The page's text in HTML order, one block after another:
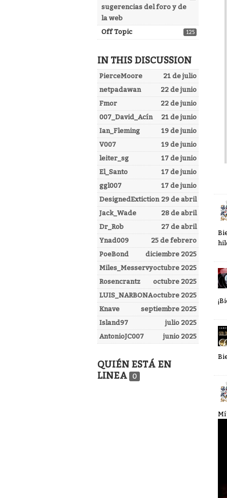
sugerencias del foro y de
la web
125
Off Topic
IN THIS DISCUSSION
21 de julio
PierceMoore
22 de junio
netpadawan
22 de junio
Fmor
21 de junio
007_David_Acín
19 de junio
Ian_Fleming
19 de junio
V007
17 de junio
leiter_sg
17 de junio
El_Santo
17 de junio
ggl007
29 de abril
DesignedExtiction
28 de abril
Jack_Wade
27 de abril
Dr_Rob
25 de febrero
Ynad009
diciembre 2025
PoeBond
octubre 2025
Miles_Messervy
octubre 2025
Rosencrantz
octubre 2025
LUIS_NARBONA
septiembre 2025
Knave
julio 2025
Island97
junio 2025
AntonioJC007
QUIÉN ESTÁ EN
LINEA
0